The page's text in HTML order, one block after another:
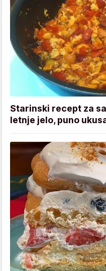
Starinski recept za
letnje jelo, puno